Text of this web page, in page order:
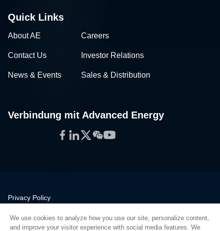
Quick Links
About AE Careers
Contact Us Investor Relations
News & Events Sales & Distribution
Verbindung mit Advanced Energy
Facebook
LinkedIn
Twitter
WeChat
YouTube
Privacy Policy
Quality
We use cookies to analyze how you use our site, personalize content,
and improve your visitor experience with social media features. We